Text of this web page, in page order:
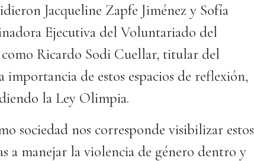
Jacqueline Zapfe Jiménez y Sofía
Ejecutiva del Voluntariado del
como Ricardo Sodi Cuellar, titular del
importancia de estos espacios de reflexión,
la Ley Olimpia.
sociedad nos corresponde visibilizar estos
a manejar la violencia de género dentro y